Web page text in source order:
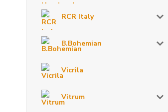
RCR Italy
B.Bohemian
Vicrila
Vitrum